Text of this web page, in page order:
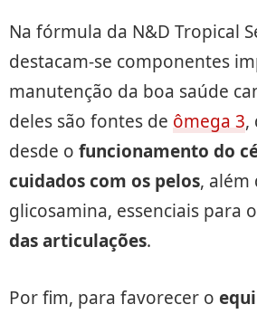
Na fórmula da N&D Tropical
destacam-se componentes
manutenção da boa saúde
deles são fontes de ômega 3,
desde o funcionamento do
cuidados com os pelos, além
glicosamina, essenciais para o
das articulações.
Por fim, para favorecer o